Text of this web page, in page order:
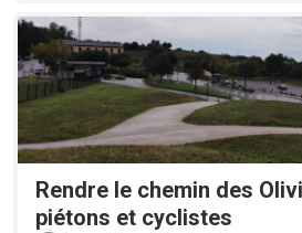
Rendre le chemin des
piétons et cyclistes